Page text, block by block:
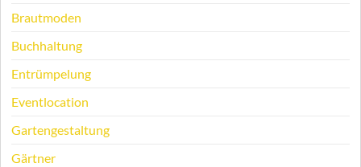
Brautmoden
Buchhaltung
Entrümpelung
Eventlocation
Gartengestaltung
Gärtner